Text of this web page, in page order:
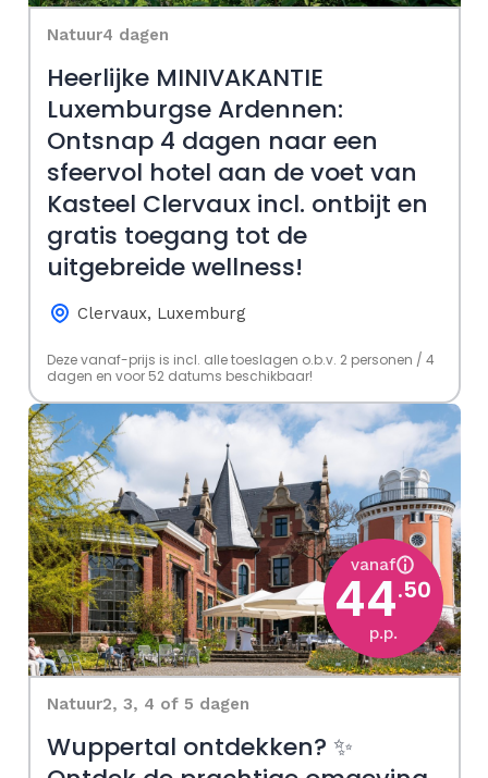
Natuur4 dagen
Heerlijke MINIVAKANTIE
Luxemburgse Ardennen:
Ontsnap 4 dagen naar een
sfeervol hotel aan de voet van
Kasteel Clervaux incl. ontbijt en
gratis toegang tot de
uitgebreide wellness!
Clervaux, Luxemburg
Deze vanaf-prijs is incl. alle toeslagen o.b.v. 2 personen / 4
dagen en voor 52 datums beschikbaar!
vanaf
44.50
p.p.
Natuur2, 3, 4 of 5 dagen
Wuppertal ontdekken? ✨